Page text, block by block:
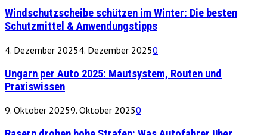
Windschutzscheibe schützen im Winter: Die besten
Schutzmittel & Anwendungstipps
4. Dezember 20254. Dezember 20250
Ungarn per Auto 2025: Mautsystem, Routen und
Praxiswissen
9. Oktober 20259. Oktober 20250